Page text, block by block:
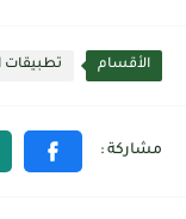
الأقسام تطبيقات